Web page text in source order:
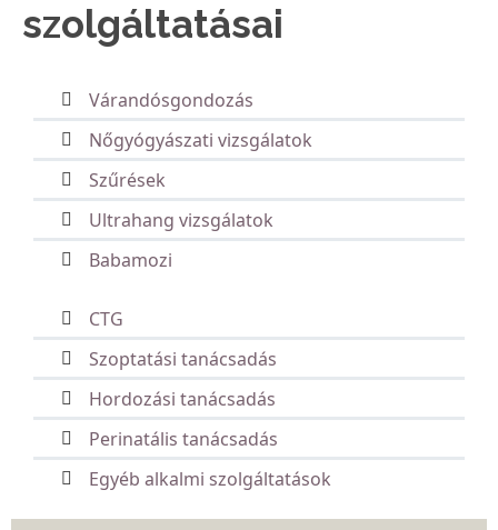
szolgáltatásai
Várandósgondozás
Nőgyógyászati vizsgálatok
Szűrések
Ultrahang vizsgálatok
Babamozi
CTG
Szoptatási tanácsadás
Hordozási tanácsadás
Perinatális tanácsadás
Egyéb alkalmi szolgáltatások